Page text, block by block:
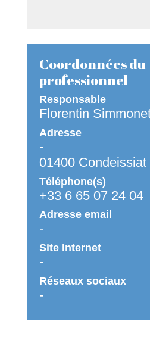
Coordonnées du
professionnel
Responsable
Florentin
Adresse
-
01400 Condeissiat
Téléphone(s)
+33 6 65 07 24 04
Adresse email
-
Site Internet
-
Réseaux sociaux
-